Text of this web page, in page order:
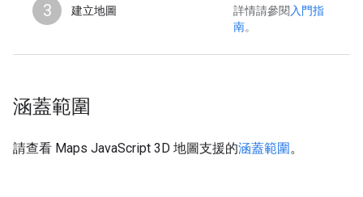
3 建立地圖 詳情請參閱 入門指
南。
涵蓋範圍
請查看 Maps JavaScript 3D 地圖支援的涵蓋範圍。